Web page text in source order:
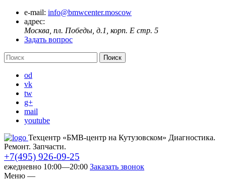
e-mail: info@bmwcenter.moscow
адрес:
Москва, пл. Победы, д.1, корп. E стр. 5
Задать вопрос
od
vk
tw
g+
mail
youtube
Техцентр «БМВ-центр на Кутузовском» Диагностика.
Ремонт. Запчасти.
+7(495) 926-09-25
ежедневно 10:00—20:00 Заказать звонок
Меню —